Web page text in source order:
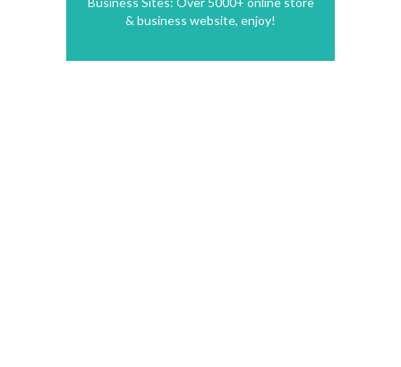
& business website, enjoy!